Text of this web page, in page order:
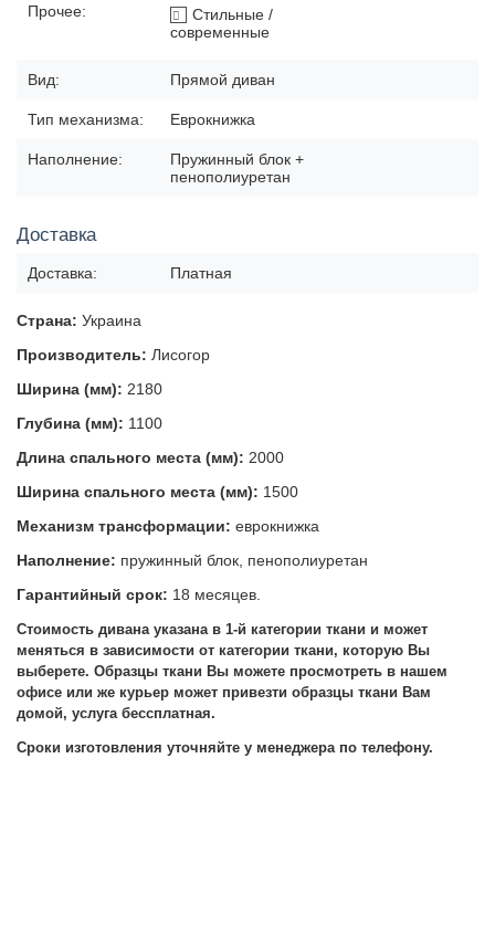
Прочее:
Стильные /
современные
Вид: Прямой диван
Тип механизма: Еврокнижка
Наполнение:
Пружинный блок +
пенополиуретан
Доставка
Доставка: Платная
Страна: Украина
Производитель: Лисогор
Ширина (мм): 2180
Глубина (мм): 1100
Длина спального места (мм): 2000
Ширина спального места (мм): 1500
Механизм трансформации: еврокнижка
Наполнение: пружинный блок, пенополиуретан
Гарантийный срок: 18 месяцев.
Стоимость дивана указана в 1-й категории ткани и может
меняться в зависимости от категории ткани, которую Вы
выберете. Образцы ткани Вы можете просмотреть в нашем
офисе или же курьер может привезти образцы ткани Вам
домой, услуга бессплатная.
Сроки изготовления уточняйте у менеджера по телефону.